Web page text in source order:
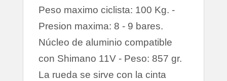
Peso maximo ciclista: 100 Kg. -
Presion maxima: 8 - 9 bares.
Núcleo de aluminio compatible
con Shimano 11V - Peso: 857 gr.
La rueda se sirve con la cinta